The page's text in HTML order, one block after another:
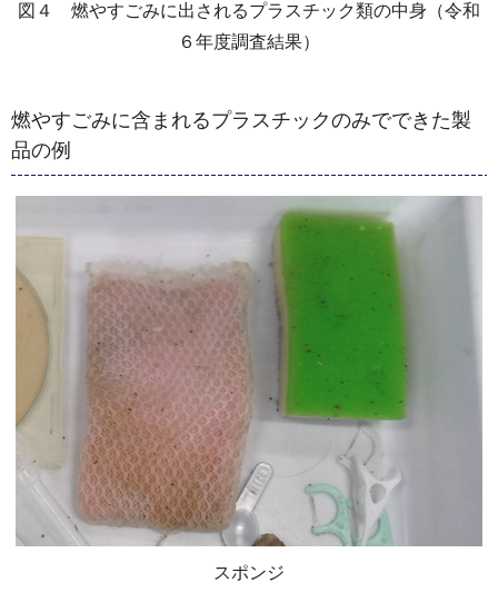
図４ 燃やすごみに出されるプラスチック類の中身（令和
６年度調査結果）
燃やすごみに含まれるプラスチックのみでできた製
品の例
スポンジ